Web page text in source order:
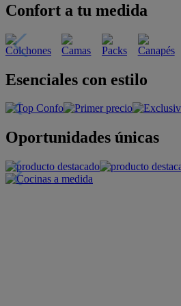
Confort a tu medida
Esenciales con estilo
Oportunidades únicas